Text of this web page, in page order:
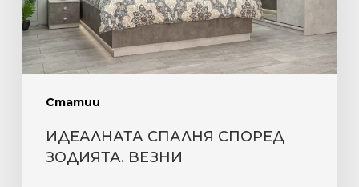
Статии
ИДЕАЛНАТА СПАЛНЯ СПОРЕД
ЗОДИЯТА. ВЕЗНИ